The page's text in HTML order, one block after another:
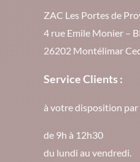
ZAC Les Portes de
4 rue Emile Monier –
26202 Montélimar
Service Clients :
à votre disposition
de 9h à 12h30
du lundi au vendredi.